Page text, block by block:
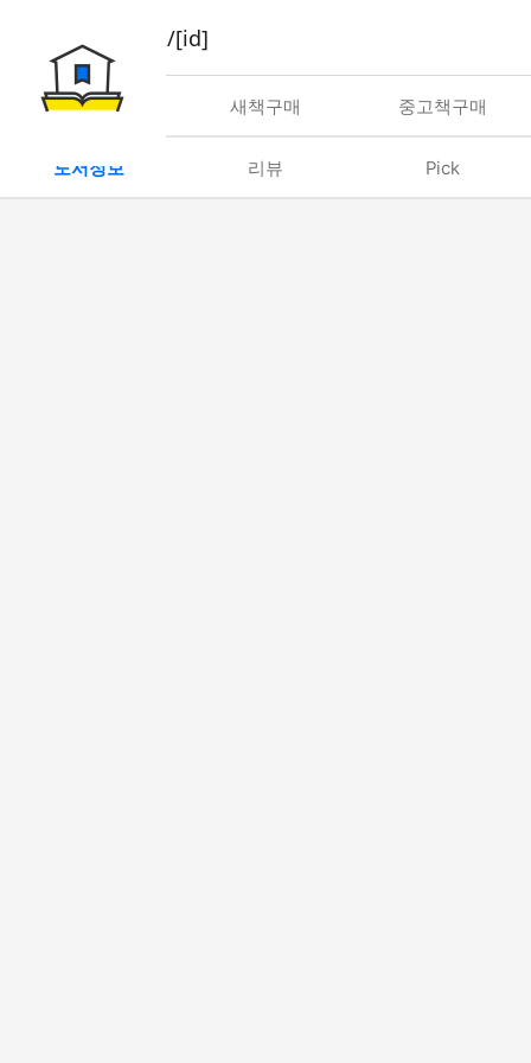
book/rent/[id]
대여 새책구매 중고책구매
도서정보 리뷰 Pick